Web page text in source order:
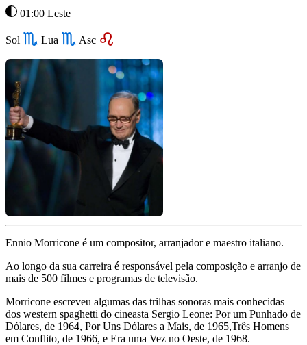
01:00 Leste
Sol Lua Asc
Ennio Morricone é um compositor, arranjador e maestro italiano.
Ao longo da sua carreira é responsável pela composição e arranjo de
mais de 500 filmes e programas de televisão.
Morricone escreveu algumas das trilhas sonoras mais conhecidas
dos western spaghetti do cineasta Sergio Leone: Por um Punhado de
Dólares, de 1964, Por Uns Dólares a Mais, de 1965,Três Homens
em Conflito, de 1966, e Era uma Vez no Oeste, de 1968.